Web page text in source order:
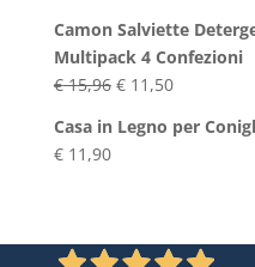
Camon Salviette
Multipack 4 Confezioni
€15,96 Il
originale
€11,50Il
attuale
Casa in Legno per
€11,90